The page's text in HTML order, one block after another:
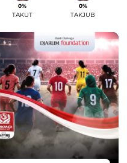
0%
TAKUT
0%
TAKJUB